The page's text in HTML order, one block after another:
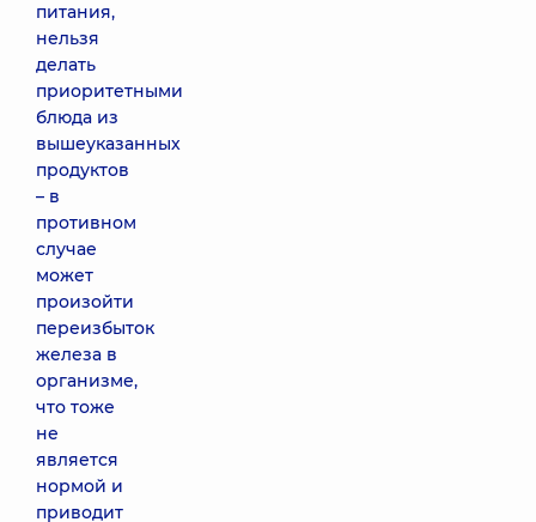
питания,
нельзя
делать
приоритетными
блюда из
вышеуказанных
продуктов
– в
противном
случае
может
произойти
переизбыток
железа в
организме,
что тоже
не
является
нормой и
приводит